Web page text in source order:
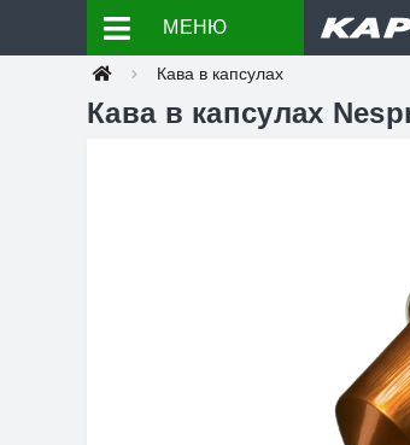
МЕНЮ
Кава в капсулах
Кава в капсулах